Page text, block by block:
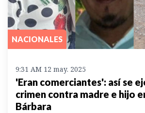
NACIONALES
9:31 AM 12 may. 2025
'Eran comerciantes': así se
crimen contra madre e hijo
Bárbara